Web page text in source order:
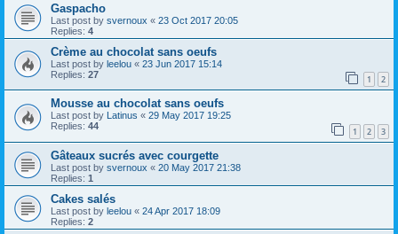
Gaspacho
Last post by svernoux « 23 Oct 2017 20:05
Replies: 4
Crème au chocolat sans oeufs
Last post by leelou « 23 Jun 2017 15:14
Replies: 27 1 2
Mousse au chocolat sans oeufs
Last post by Latinus « 29 May 2017 19:25
Replies: 44 1 2 3
Gâteaux sucrés avec courgette
Last post by svernoux « 20 May 2017 21:38
Replies: 1
Cakes salés
Last post by leelou « 24 Apr 2017 18:09
Replies: 2